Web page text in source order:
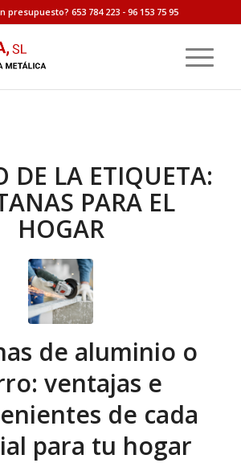
presupuesto? 653 784 223 - 96 153 75 95
DE LA ETIQUETA:
PARA EL
HOGAR
de aluminio o
ventajas e
de cada
para tu hogar